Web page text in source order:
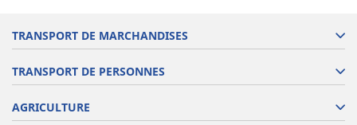
TRANSPORT DE MARCHANDISES
TRANSPORT DE PERSONNES
AGRICULTURE